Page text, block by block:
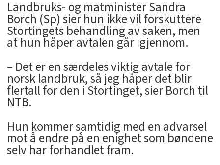
Landbruks- og matminister Sandra
Borch (Sp) sier hun ikke vil forskuttere
Stortingets behandling av saken, men
at hun håper avtalen går igjennom.
– Det er en særdeles viktig avtale for
norsk landbruk, så jeg håper det blir
flertall for den i Stortinget, sier Borch til
NTB.
Hun kommer samtidig med en advarsel
mot å endre på en enighet som bøndene
selv har forhandlet fram.